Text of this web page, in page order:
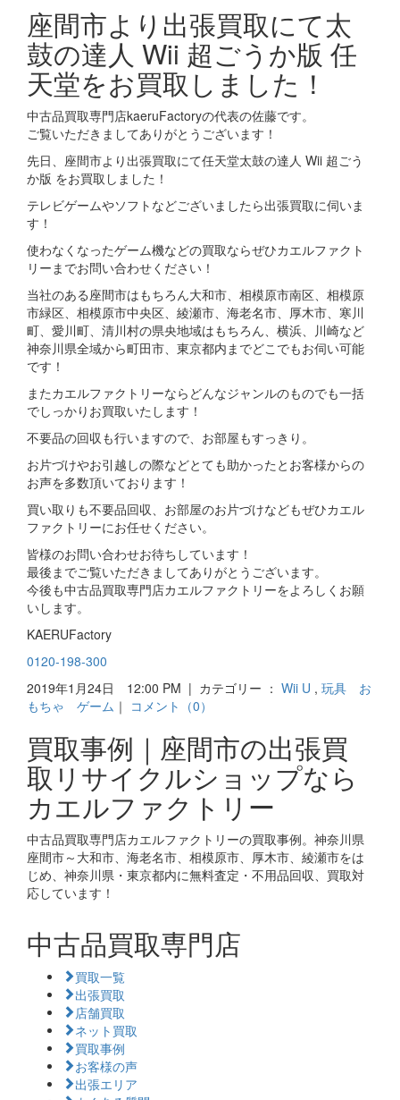
座間市より出張買取にて太
鼓の達人 Wii 超ごうか版 任
天堂をお買取しました！
中古品買取専門店kaeruFactoryの代表の佐藤です。
ご覧いただきましてありがとうございます！
先日、座間市より出張買取にて任天堂太鼓の達人 Wii 超ごう
か版 をお買取しました！
テレビゲームやソフトなどございましたら出張買取に伺いま
す！
使わなくなったゲーム機などの買取ならぜひカエルファクト
リーまでお問い合わせください！
当社のある座間市はもちろん大和市、相模原市南区、相模原
市緑区、相模原市中央区、綾瀬市、海老名市、厚木市、寒川
町、愛川町、清川村の県央地域はもちろん、横浜、川崎など
神奈川県全域から町田市、東京都内までどこでもお伺い可能
です！
またカエルファクトリーならどんなジャンルのものでも一括
でしっかりお買取いたします！
不要品の回収も行いますので、お部屋もすっきり。
お片づけやお引越しの際などとても助かったとお客様からの
お声を多数頂いております！
買い取りも不要品回収、お部屋のお片づけなどもぜひカエル
ファクトリーにお任せください。
皆様のお問い合わせお待ちしています！
最後までご覧いただきましてありがとうございます。
今後も中古品買取専門店カエルファクトリーをよろしくお願
いします。
KAERUFactory
0120-198-300
2019年1月24日 12:00 PM | カテゴリー ： Wii U , 玩具 お
もちゃ ゲーム ｜ コメント（0）
買取事例｜座間市の出張買
取リサイクルショップなら
カエルファクトリー
中古品買取専門店カエルファクトリーの買取事例。神奈川県
座間市～大和市、海老名市、相模原市、厚木市、綾瀬市をは
じめ、神奈川県・東京都内に無料査定・不用品回収、買取対
応しています！
中古品買取専門店
買取一覧
出張買取
店舗買取
ネット買取
買取事例
お客様の声
出張エリア